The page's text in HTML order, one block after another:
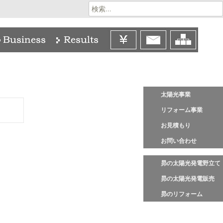
太陽光事業
リフォーム事業
お見積もり
お問い合わせ
昴の太陽光発電野立て
昴の太陽光発電販売
昴のリフォーム
検
索: